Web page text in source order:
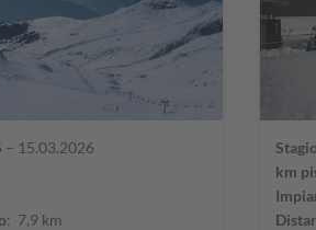
– 15.03.2026
: 7,9 km
km